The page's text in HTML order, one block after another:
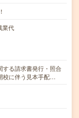
業代
する請求書発行・照合
校に伴う見本手配…